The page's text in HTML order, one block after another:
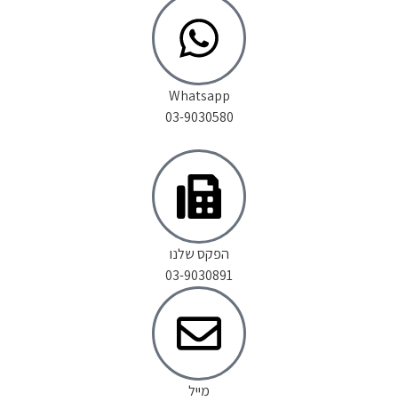
Whatsapp
03-9030580
הפקס שלנו
03-9030891
מייל